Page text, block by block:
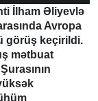
İlham Əliyevlə
Avropa
görüş keçirildi.
mətbuat